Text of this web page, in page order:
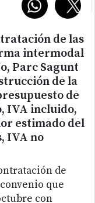
de las
intermodal
Parc Sagunt
de la
de
IVA incluido,
estimado del
IVA no
de
que
con